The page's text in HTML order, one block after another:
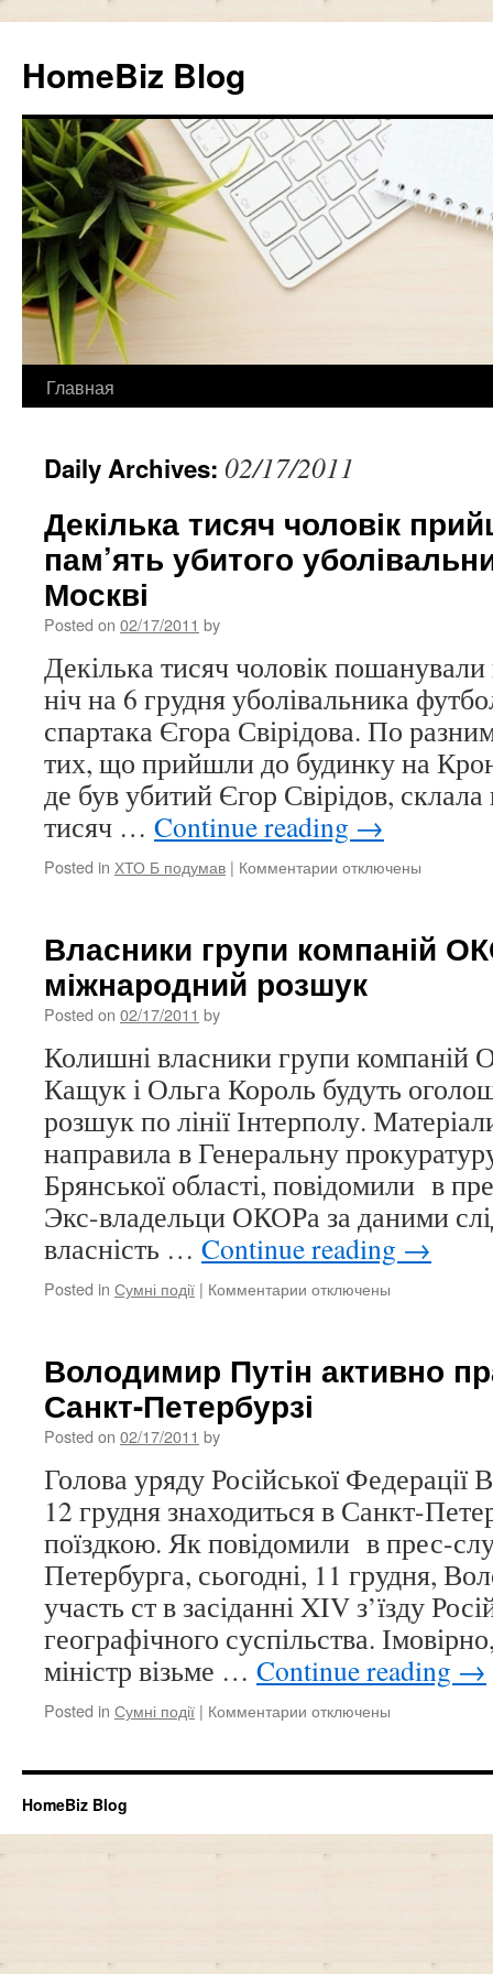
HomeBiz Blog
Skip
content
Главная
Daily Archives: 02/17/2011
Декілька тисяч чоловік
пам’ять убитого
Москві
Posted on 02/17/2011 by
Декілька тисяч чоловік пошанували
ніч на 6 грудня уболівальника
спартака Єгора Свірідова. По
тих, що прийшли до будинку на
де був убитий Єгор Свірідов, склала
тисяч … Continue reading →
Posted in ХТО Б подумав | Комментарии к
чоловік
прийшли
пошанувати
уболівальника
спартака
в
Москві
отключены
Власники групи компаній
міжнародний розшук
Posted on 02/17/2011 by
Колишні власники групи
Кащук і Ольга Король будуть
розшук по лінії Інтерполу.
направила в Генеральну
Брянської області, повідомили в
Экс-владельци ОКОРа за даними
власність … Continue reading →
Posted in Сумні події | Комментарии к
компаній
ОКОР
оголошені
розшук
отключены
Володимир Путін активно
Санкт-Петербурзі
Posted on 02/17/2011 by
Голова уряду Російської
12 грудня знаходиться в Санкт-
поїздкою. Як повідомили в прес-
Петербурга, сьогодні, 11 грудня,
участь ст в засіданні XIV з’їзду
географічного суспільства.
міністр візьме … Continue reading →
Posted in Сумні події | Комментарии к
Путін
отключены
HomeBiz Blog